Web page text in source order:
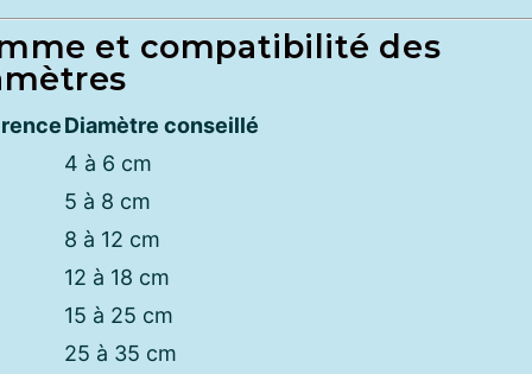
et compatibilité des
Diamètre conseillé
4 à 6 cm
5 à 8 cm
8 à 12 cm
12 à 18 cm
15 à 25 cm
25 à 35 cm